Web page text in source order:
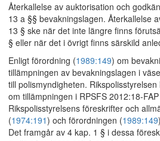
Återkallelse av auktorisation och
13 a §§ bevakningslagen. Återkallelse
13 § ske när det inte längre finns
§ eller när det i övrigt finns särskild
Enligt förordning (1989:149) om
tillämpningen av bevakningslagen i
till polismyndigheten.
om tillämpningen i RPSFS 2012:18-
Rikspolisstyrelsens föreskrifter och
(1974:191) och förordningen (1989:149
Det framgår av 4 kap. 1 § i dessa